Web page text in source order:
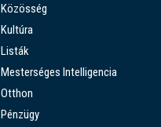
Közösség
Kultúra
Listák
Mesterséges Intelligencia
Otthon
Pénzügy